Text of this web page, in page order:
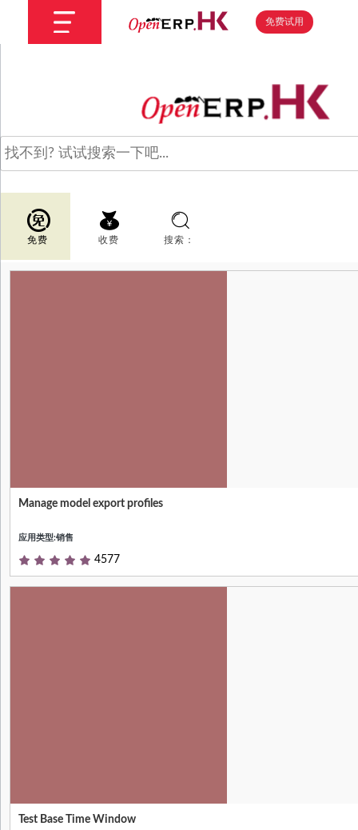
免费试用
免费 收费 搜索：
Null
Manage model export profiles
应用类型:销售
4577
Test Base model to handle time windows
Test Base Time Window